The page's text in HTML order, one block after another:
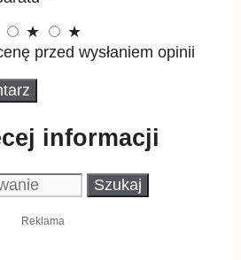
★
★
przed wysłaniem opinii
informacji
Reklama